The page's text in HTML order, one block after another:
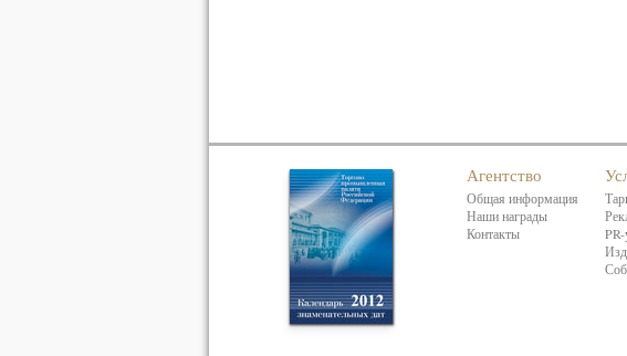
Агентство
Общая информация
Наши награды
Контакты